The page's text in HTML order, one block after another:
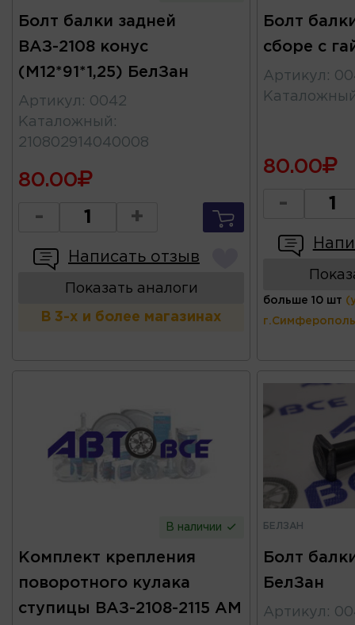
Болт балки задней
ВАЗ-2108 конус
(М12*91*1,25) БелЗан
Артикул : 0042
Каталожный :
210802914040008
80.00
- +
Написать отзыв
Показать аналоги
В 3-х и более магазинах
Болт
сборе с
Артикул :
80.00
-
больше 10 шт
В наличии
Комплект крепления
поворотного кулака
ступицы ВАЗ-2108-2115 АМ
БЕЛЗАН
Болт
БелЗан
Артикул :